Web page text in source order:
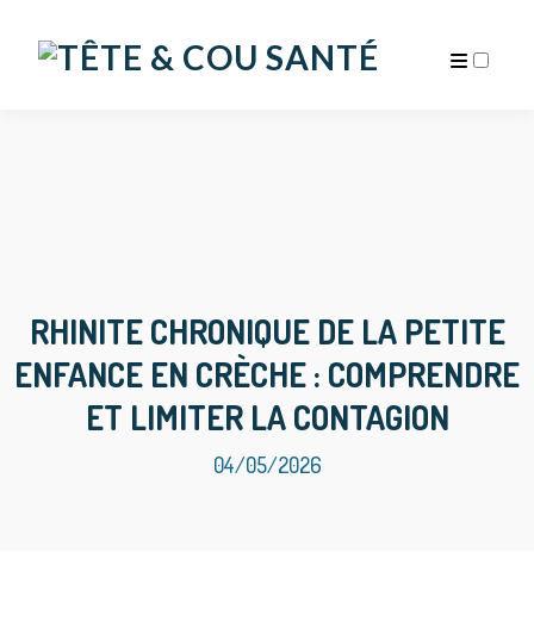
RHINITE CHRONIQUE DE LA PETITE
ENFANCE EN CRÈCHE : COMPRENDRE
ET LIMITER LA CONTAGION
04/05/2026